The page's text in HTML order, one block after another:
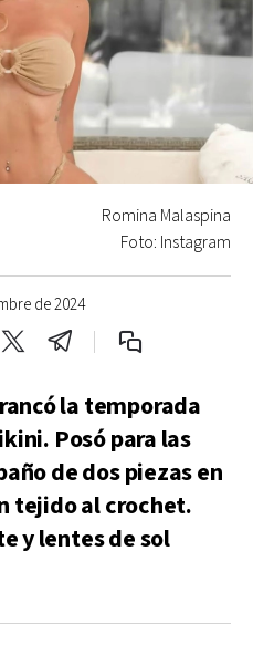
de 2024
Romina Malaspina
Foto: Instagram
la temporada
Posó para las
de dos piezas en
tejido al crochet.
y lentes de sol